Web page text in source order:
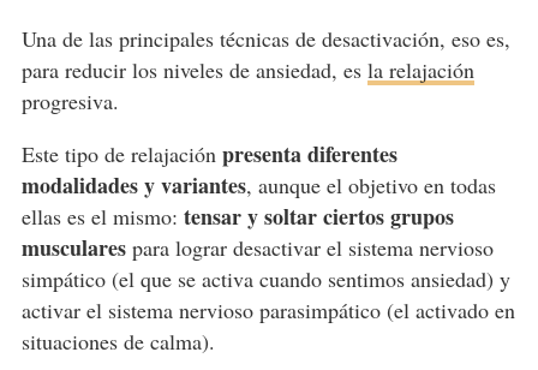
Una de las principales técnicas de desactivación, eso es,
para reducir los niveles de ansiedad, es la relajación
progresiva.
Este tipo de relajación presenta diferentes
modalidades y variantes, aunque el objetivo en todas
ellas es el mismo: tensar y soltar ciertos grupos
muscularespara lograr desactivar el sistema nervioso
simpático (el que se activa cuando sentimos ansiedad) y
activar el sistema nervioso parasimpático (el activado en
situaciones de calma).